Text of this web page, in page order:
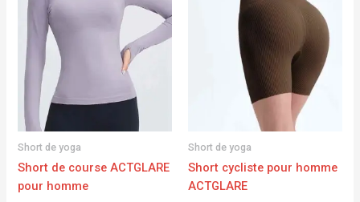
Short de yoga
Short de course ACTGLARE
pour homme
Short de yoga
Short cycliste pour homme
ACTGLARE